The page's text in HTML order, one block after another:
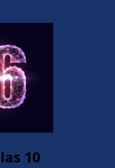
10